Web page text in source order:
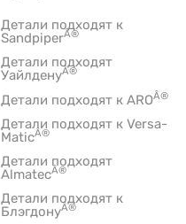
Детали подходят к
SandpiperÂ®
Детали подходят
УайлденуÂ®
Детали подходят к AROÂ®
Детали подходят к Versa-
MaticÂ®
Детали подходят
AlmatecÂ®
Детали подходят к
БлэгдонуÂ®